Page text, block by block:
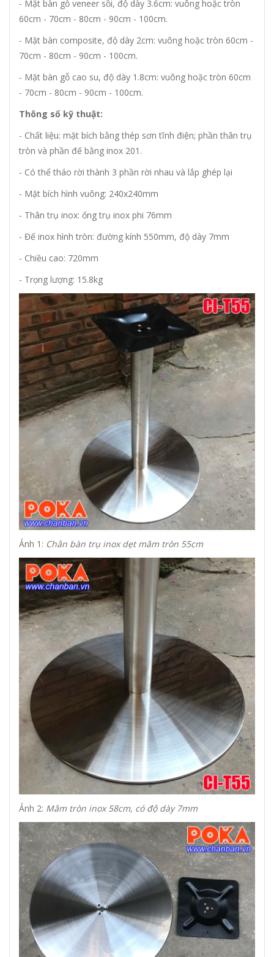
- Mặt bàn gỗ veneer sồi, độ dày 3.6cm: vuông hoặc tròn
60cm - 70cm - 80cm - 90cm - 100cm.
- Mặt bàn composite, độ dày 2cm: vuông hoặc tròn 60cm -
70cm - 80cm - 90cm - 100cm.
- Mặt bàn gỗ cao su, độ dày 1.8cm: vuông hoặc tròn 60cm
- 70cm - 80cm - 90cm - 100cm.
Thông số kỹ thuật:
- Chất liệu: mặt bích bằng thép sơn tĩnh điện; phần thân trụ
tròn và phần đế bằng inox 201.
- Có thể tháo rời thành 3 phần rời nhau và lắp ghép lại
- Mặt bích hình vuông: 240x240mm
- Thân trụ inox: ống trụ inox phi 76mm
- Đế inox hình tròn: đường kính 550mm, độ dày 7mm
- Chiều cao: 720mm
- Trọng lượng: 15.8kg
Ảnh 1: Chân bàn trụ inox dẹt mâm tròn 55cm
Ảnh 2: Mâm tròn inox 58cm, có độ dày 7mm